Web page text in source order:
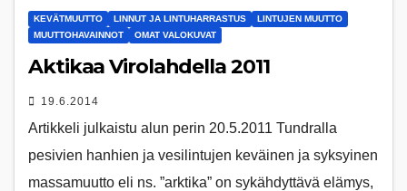
KEVÄTMUUTTO LINNUT JA LINTUHARRASTUS
LINTUJEN MUUTTO
MUUTTOHAVAINNOT
OMAT VALOKUVAT
Aktikaa Virolahdella 2011
19.6.2014
Artikkeli julkaistu alun perin 20.5.2011 Tundralla
pesivien hanhien ja vesilintujen keväinen ja syksyinen
massamuutto eli ns. ”arktika” on sykähdyttävä elämys,